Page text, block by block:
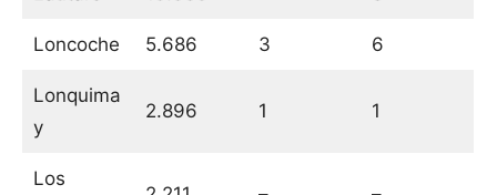
Loncoche 5.686 3 6
Lonquima
y
2.896 1 1
Los